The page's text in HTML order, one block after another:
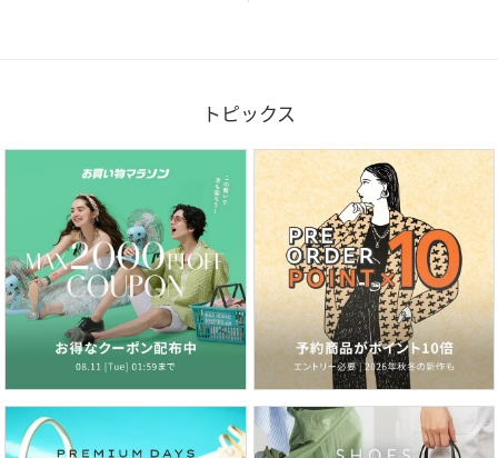
り、実際よりもやや明るく見える場合がございます。またパ
場合もございます。予めご了承くださいませ。
model：H186 B88 W70 H92
性別タイプ メンズ
原産国 中国
素材
ネイビー系/ブラック系:トリアセテート:60%,ポ
リエステル:40%
サイズ 44[44]、46[46]、48[48]、50[50]、52[52]
トピックス